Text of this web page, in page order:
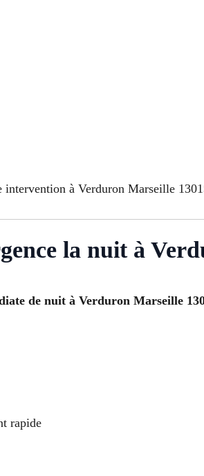
intervention à Verduron Marseille
la nuit à
de nuit à Verduron Marseille
rapide